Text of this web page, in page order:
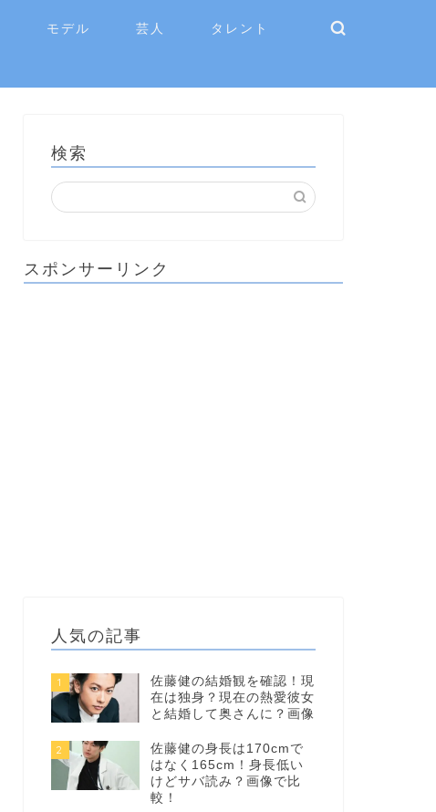
モデル 芸人 タレント
検索
スポンサーリンク
人気の記事
1
佐藤健の結婚観を確認！現
在は独身？現在の熱愛彼女
と結婚して奥さんに？画像
2
佐藤健の身長は170cmで
はなく165cm！身長低い
けどサバ読み？画像で比
較！